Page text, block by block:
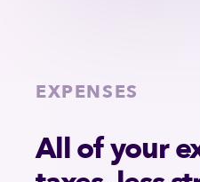
EXPENSES
All of your